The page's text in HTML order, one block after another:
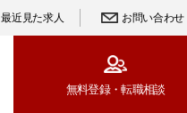
最近見た求人 お問い合わせ
無料登録・転職相談